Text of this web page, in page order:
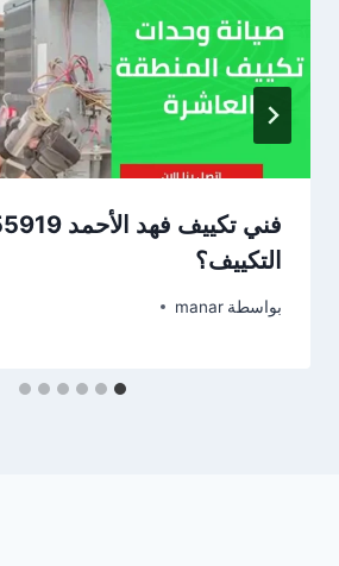
التكييف؟
بواسطة manar